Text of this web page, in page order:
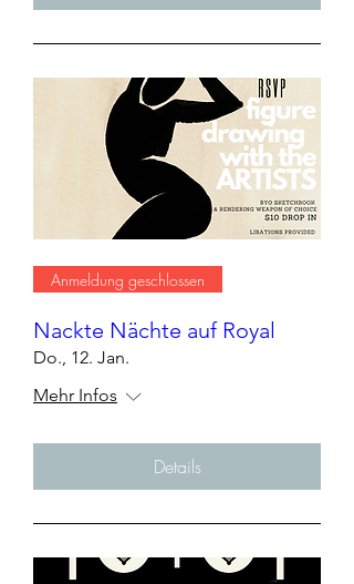
Anmeldung geschlossen
Nackte Nächte auf Royal
Do., 12. Jan.
Mehr Infos
Details